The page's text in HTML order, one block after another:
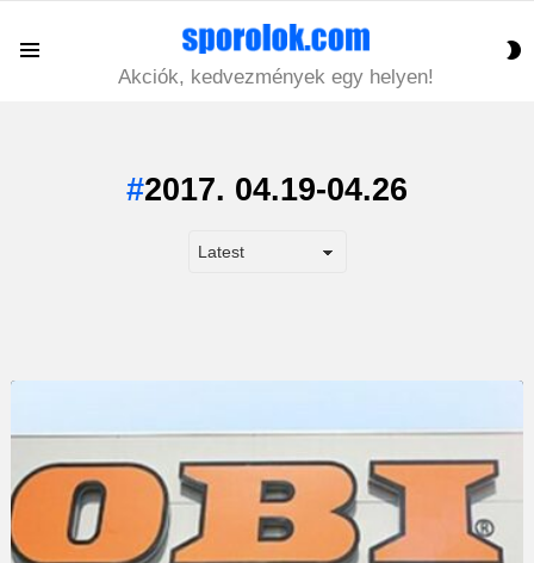
Akciók, kedvezmények egy helyen!
2017. 04.19-04.26
STORY